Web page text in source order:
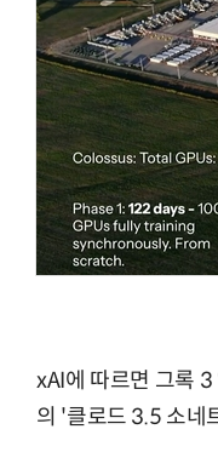
xAI에 따르면 그록
의 '클로드 3.5 소네